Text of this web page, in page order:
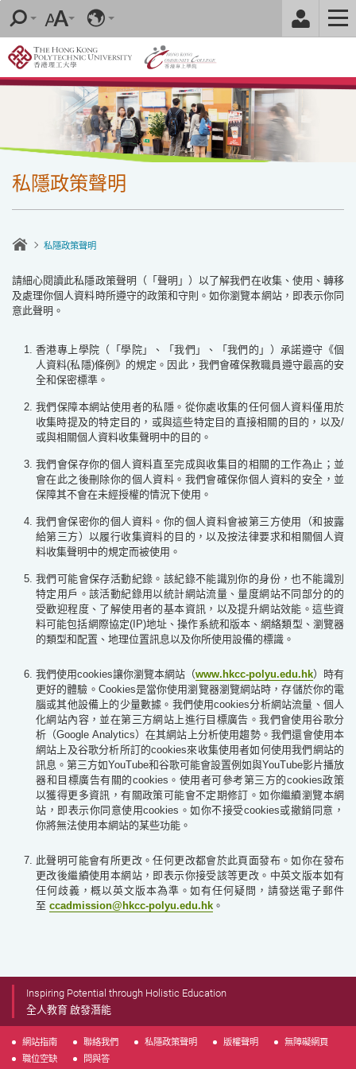
至
容
的
私隱政策聲明
私隱政策聲明
請細心閱讀此私隱政策聲明 （ 「聲明」 ）以了解我們在收集、使用、轉移
及處理你個人資料時所遵守的政策和守則。如你瀏覽本網站，即表示你同
意此聲明。
香港專上學院（「學院」、「我們」、「我們的」）承諾遵守《個
人資料(私隱)條例》的規定。因此，我們會確保教職員遵守最高的安
全和保密標準。
我們保障本網站使用者的私隱。從你處收集的任何個人資料僅用於
收集時提及的特定目的，或與這些特定目的直接相關的目的，以及/
或與相關個人資料收集聲明中的目的。
我們會保存你的個人資料直至完成與收集目的相關的工作為止；並
會在此之後刪除你的個人資料。我們會確保你個人資料的安全，並
保障其不會在未經授權的情況下使用。
我們會保密你的個人資料。你的個人資料會被第三方使用（和披露
給第三方）以履行收集資料的目的，以及按法律要求和相關個人資
料收集聲明中的規定而被使用。
我們可能會保存活動紀錄。該紀錄不能識別你的身份，也不能識別
特定用戶。該活動紀錄用以統計網站流量、量度網站不同部分的的
受歡迎程度、了解使用者的基本資訊，以及提升網站效能。這些資
料可能包括網際協定(IP)地址、操作系統和版本、網絡類型、瀏覽器
的類型和配置、地理位置訊息以及你所使用設備的標識。
我們使用cookies讓你瀏覽本網站 （www.hkcc-polyu.edu.hk）
時有
更好的體驗。Cookies是當你使用瀏覽器瀏覽網站時，存儲於你的電
腦或其他設備上的少量數據。我們使用cookies分析網站流量、個人
化網站內容，並在第三方網站上進行目標廣告。我們會使用谷歌分
析 （Google Analytics）在其網站上分析使用趨勢。我們還會使用本
網站上及谷歌分析所訂的cookies來收集使用者如何使用我們網站的
訊息。第三方如YouTube和谷歌可能會設置例如與YouTube影片播放
器和目標廣告有關的cookies。使用者可參考第三方的cookies政策
以獲得更多資訊，有關政策可能會不定期修訂。如你繼續瀏覽本網
站，即表示你同意使用cookies。如你不接受cookies或撤銷同意，
你將無法使用本網站的某些功能。
此聲明可能會有所更改。任何更改都會於此頁面發布。如你在發布
更改後繼續使用本網站，即表示你接受該等更改。中英文版本如有
任何歧義，概以英文版本為準。如有任何疑問，請發送電子郵件
至 ccadmission@hkcc-polyu.edu.hk 。
Inspiring Potential through Holistic Education
全人教育 啟發潛能
網站指南 聯絡我們 私隱政策聲明 版權聲明
無障礙網頁
職位空缺
問與答